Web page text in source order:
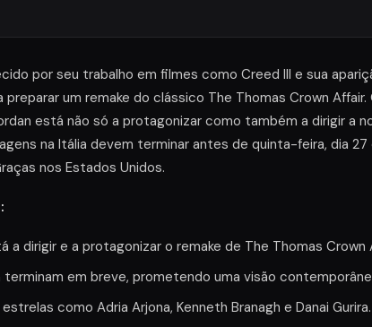
por seu trabalho em filmes como Creed III e sua
preparar um remake do clássico The Thomas Crown
está não só a protagonizar como também a dirigir a
na Itália devem terminar antes de quinta-feira, dia
nos Estados Unidos.
a dirigir e a protagonizar o remake de The Thomas Crown
terminam em breve, prometendo uma visão
como Adria Arjona, Kenneth Branagh e Danai Gurira.